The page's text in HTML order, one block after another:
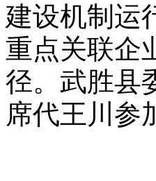
建设机制运
重点关联企
径。武胜县
席代王川参